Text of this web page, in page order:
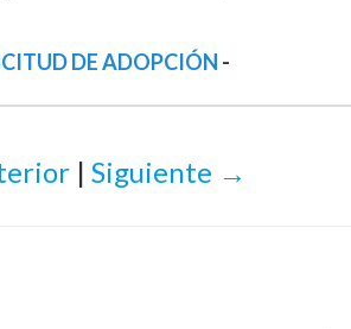
DE ADOPCIÓN -
| Siguiente →